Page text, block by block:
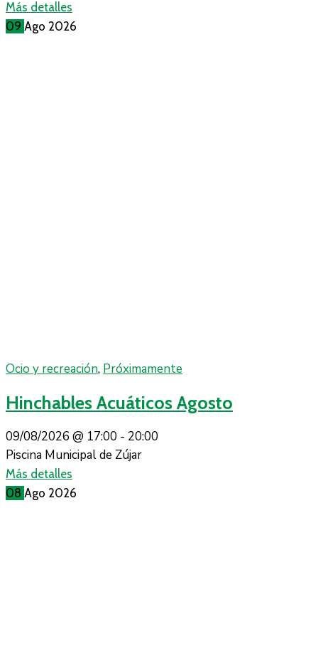
Más detalles
09 Ago 2026
Ocio y recreación, Próximamente
Hinchables Acuáticos Agosto
09/08/2026 @ 17:00 - 20:00
Piscina Municipal de Zújar
Más detalles
08 Ago 2026